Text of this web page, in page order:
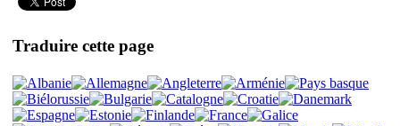
Traduire cette page